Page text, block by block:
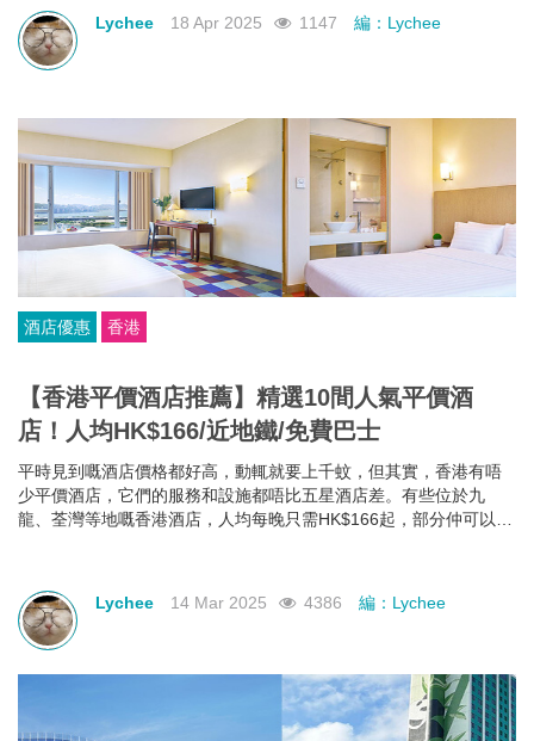
案尚未全面上架，但只要掌握好訂房時機，仍有機會撿到超值好
康！
Lychee 18 Apr 2025 1147 編：Lychee
酒店優惠 香港
【香港平價酒店推薦】精選10間人氣平價酒
店！人均HK$166/近地鐵/免費巴士
平時見到嘅酒店價格都好高，動輒就要上千蚊，但其實，香港有唔
少平價酒店，它們的服務和設施都唔比五星酒店差。有些位於九
龍、荃灣等地嘅香港酒店，人均每晚只需HK$166起，部分仲可以欣
Lychee
14 Mar 2025 4386 編：Lychee